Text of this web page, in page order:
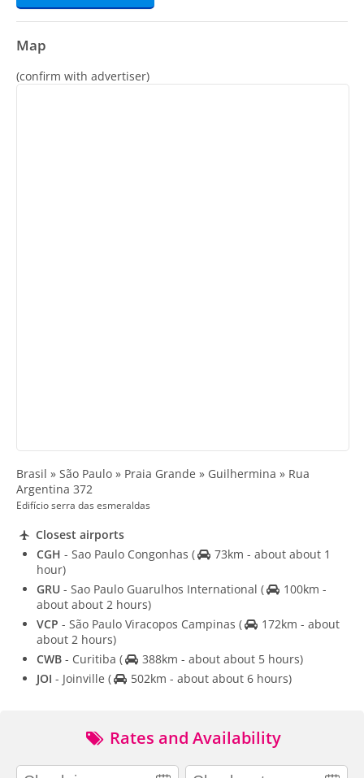
Map
(confirm with advertiser)
Brasil » São Paulo » Praia Grande » Guilhermina » Rua
Argentina 372
Edifício serra das esmeraldas
Closest airports
CGH - Sao Paulo Congonhas (
73km - about about 1
hour)
GRU - Sao Paulo Guarulhos International (
100km -
about about 2 hours)
VCP - São Paulo Viracopos Campinas (
172km - about
about 2 hours)
CWB - Curitiba (
388km - about about 5 hours)
JOI - Joinville ( 502km - about about 6 hours)
Rates and Availability